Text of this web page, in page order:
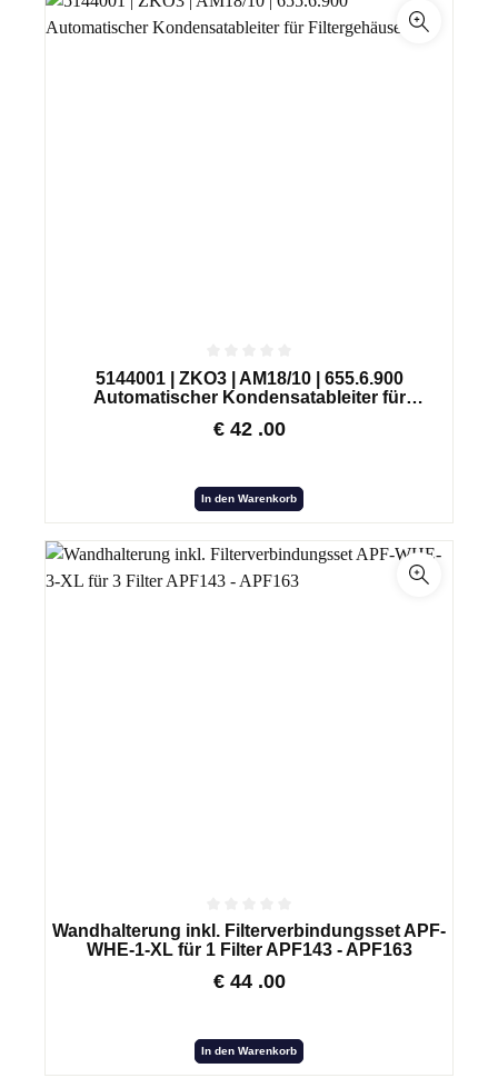
5144001 | ZKO3 | AM18/10 | 655.6.900
Automatischer Kondensatableiter für
€ 42 .00
In den Warenkorb
Wandhalterung inkl. Filterverbindungsset APF-
WHE-1-XL für 1 Filter APF143 - APF163
€ 44 .00
In den Warenkorb